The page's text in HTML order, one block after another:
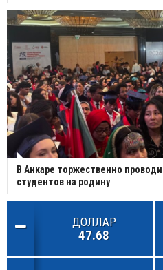
В Анкаре торжественно
студентов на родину
ДОЛЛАР
47.68